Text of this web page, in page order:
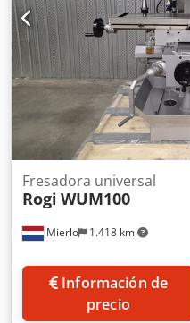
Mierlo 1.418 km
Fresadora universal
Rogi WUM100
Información de
precio